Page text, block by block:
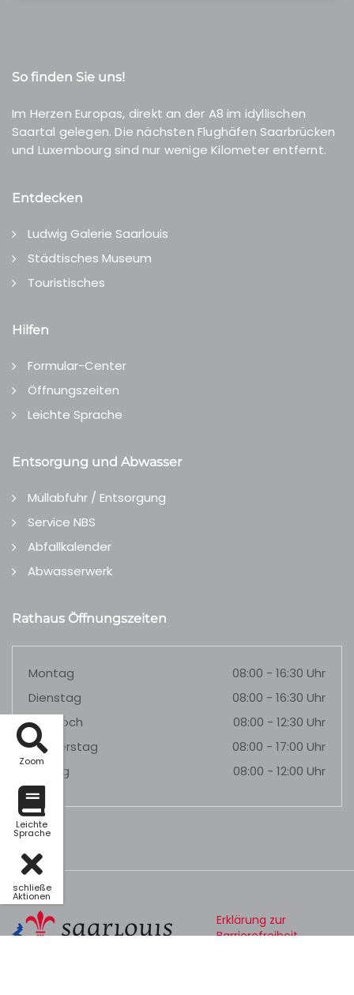
Zoom
Leichte
Sprache
schließe
Aktionen
So finden Sie uns!
Im Herzen Europas, direkt an der A8 im idyllischen
Saartal gelegen. Die nächsten Flughäfen Saarbrücken
und Luxembourg sind nur wenige Kilometer entfernt.
Entdecken
Ludwig Galerie Saarlouis
Städtisches Museum
Touristisches
Hilfen
Formular-Center
Öffnungszeiten
Leichte Sprache
Entsorgung und Abwasser
Müllabfuhr / Entsorgung
Service NBS
Abfallkalender
Abwasserwerk
Rathaus Öffnungszeiten
Montag
08:00 - 16:30 Uhr
Dienstag
08:00 - 16:30 Uhr
Mittwoch
08:00 - 12:30 Uhr
Donnerstag
08:00 - 17:00 Uhr
Freitag
08:00 - 12:00 Uhr
Erklärung zur
Barrierefreiheit